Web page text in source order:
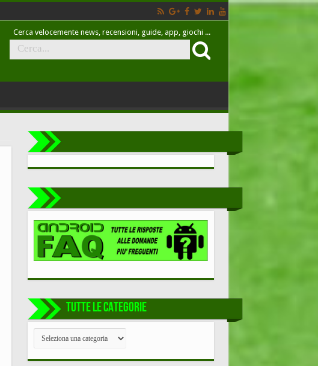
Cerca velocemente news, recensioni, guide, app, giochi ...
TUTTE LE CATEGORIE
TUTTE
CATEGORIE